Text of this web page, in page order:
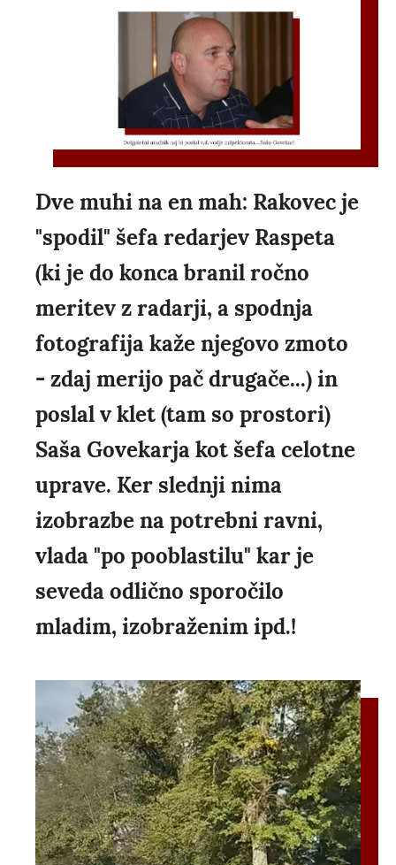
Dve muhi na en mah: Rakovec je
"spodil" šefa redarjev Raspeta
(ki je do konca branil ročno
meritev z radarji, a spodnja
fotografija kaže njegovo zmoto
- zdaj merijo pač drugače...) in
poslal v klet (tam so prostori)
Saša Govekarja kot šefa celotne
uprave. Ker slednji nima
izobrazbe na potrebni ravni,
vlada "po pooblastilu" kar je
seveda odlično sporočilo
mladim, izobraženim ipd.!